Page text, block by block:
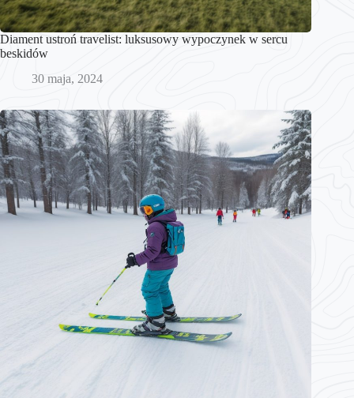
Diament ustroń travelist: luksusowy wypoczynek w sercu
beskidów
30 maja, 2024